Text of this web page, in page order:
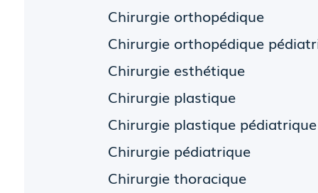
Chirurgie orthopédique
Chirurgie orthopédique
Chirurgie esthétique
Chirurgie plastique
Chirurgie plastique pédiatrique
Chirurgie pédiatrique
Chirurgie thoracique